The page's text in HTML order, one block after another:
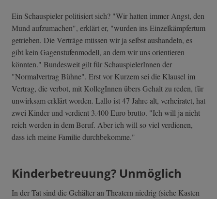
Ein Schauspieler politisiert sich? "Wir hatten immer Angst, den
Mund aufzumachen", erklärt er, "wurden ins Einzelkämpfertum
getrieben. Die Verträge müssen wir ja selbst aushandeln, es
gibt kein Gagenstufenmodell, an dem wir uns orientieren
könnten." Bundesweit gilt für SchauspielerInnen der
"Normalvertrag Bühne". Erst vor Kurzem sei die Klausel im
Vertrag, die verbot, mit KollegInnen übers Gehalt zu reden, für
unwirksam erklärt worden. Lallo ist 47 Jahre alt, verheiratet, hat
zwei Kinder und verdient 3.400 Euro brutto. "Ich will ja nicht
reich werden in dem Beruf. Aber ich will so viel verdienen,
dass ich meine Familie durchbekomme."
Kinderbetreuung? Unmöglich
In der Tat sind die Gehälter an Theatern niedrig (siehe Kasten